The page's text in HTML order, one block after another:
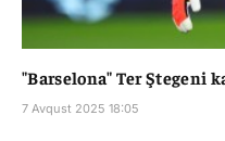
"Barselona" Ter Ştegeni
7 Avqust 2025 18:05